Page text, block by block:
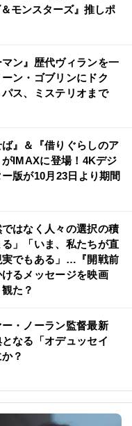
モンスターズ』推しポ
マン』歴代ヴィランを一
ン・ゴブリンにドク
ス、ミステリオまで
ば』＆『借りぐらしのア
がIMAXに登場！4Kデジ
版が10月23日より期間
ではなく人々の選択の積
」「いま、私たちが直
実でもある」…『開戦前
るメッセージを映画
た？
・ノーラン監督最新
なる「オデュッセイ
？